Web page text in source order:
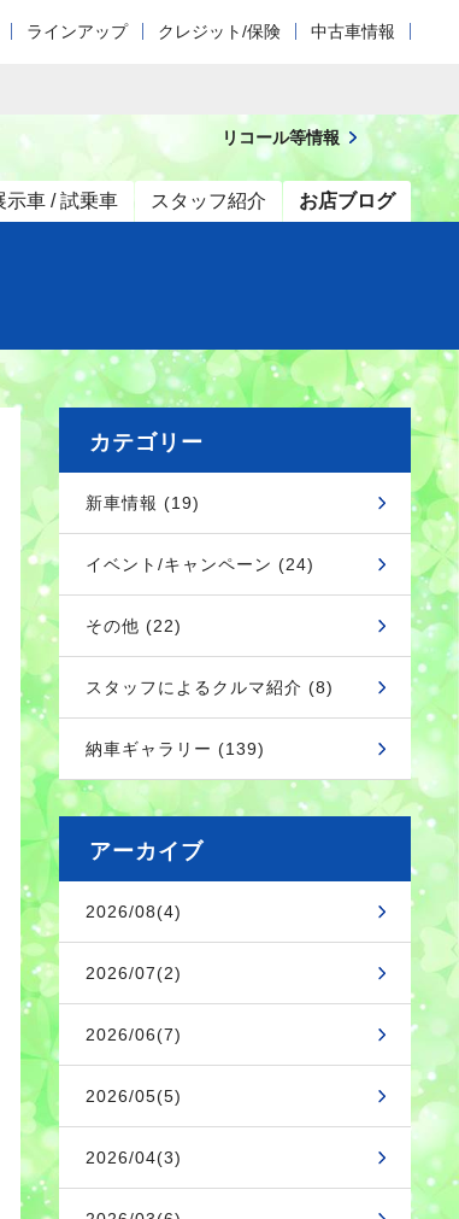
ラインアップ クレジット/保険 中古車情報
示車 / 試乗車 スタッフ紹介 お店ブログ
リコール等情報
カテゴリー
新車情報 (19)
イベント/キャンペーン (24)
その他 (22)
スタッフによるクルマ紹介 (8)
納車ギャラリー (139)
アーカイブ
2026/08(4)
2026/07(2)
2026/06(7)
2026/05(5)
2026/04(3)